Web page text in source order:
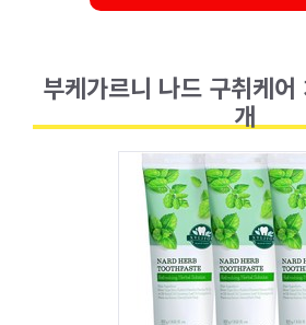
부케가르니 나드 구취케
개